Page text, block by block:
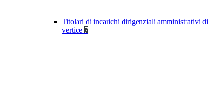
Titolari di incarichi dirigenziali amministrativi di
vertice 7